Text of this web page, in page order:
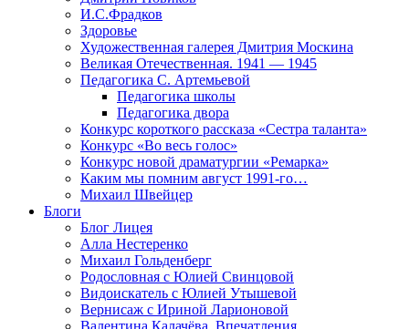
И.С.Фрадков
Здоровье
Художественная галерея Дмитрия Москина
Великая Отечественная. 1941 — 1945
Педагогика С. Артемьевой
Педагогика школы
Педагогика двора
Конкурс короткого рассказа «Сестра таланта»
Конкурс «Во весь голос»
Конкурс новой драматургии «Ремарка»
Каким мы помним август 1991-го…
Михаил Швейцер
Блоги
Блог Лицея
Алла Нестеренко
Михаил Гольденберг
Родословная с Юлией Свинцовой
Видоискатель с Юлией Утышевой
Вернисаж с Ириной Ларионовой